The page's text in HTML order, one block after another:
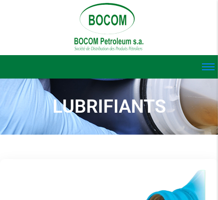
LUBRIFIANTS